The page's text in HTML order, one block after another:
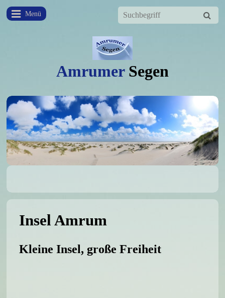
Menü
Amrumer Segen
Insel Amrum
Kleine Insel, große Freiheit